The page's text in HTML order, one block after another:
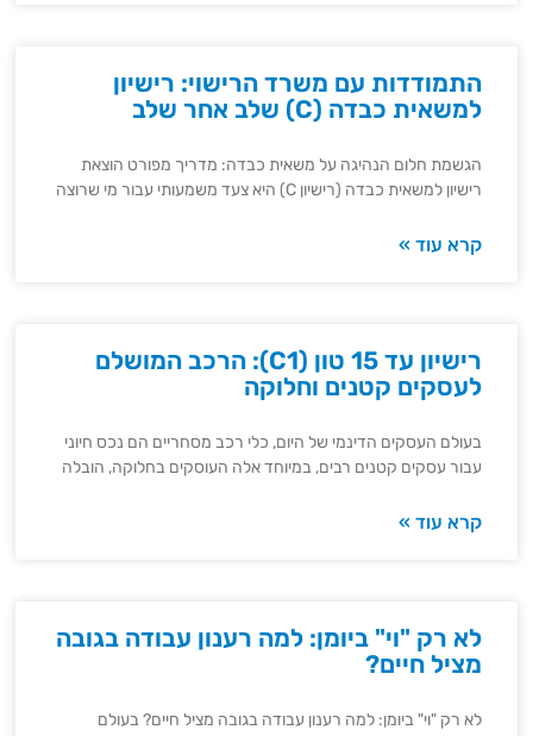
התמודדות עם משרד הרישוי: רישיון
למשאית כבדה (C) שלב אחר שלב
הגשמת חלום הנהיגה על משאית כבדה: מדריך מפורט הוצאת
רישיון למשאית כבדה (רישיון C) היא צעד משמעותי עבור מי שרוצה
קרא עוד »
רישיון עד 15 טון (C1): הרכב המושלם
לעסקים קטנים וחלוקה
בעולם העסקים הדינמי של היום, כלי רכב מסחריים הם נכס חיוני
עבור עסקים קטנים רבים, במיוחד אלה העוסקים בחלוקה, הובלה
קרא עוד »
לא רק "וי" ביומן: למה רענון עבודה בגובה
מציל חיים?
לא רק "וי" ביומן: למה רענון עבודה בגובה מציל חיים? בעולם